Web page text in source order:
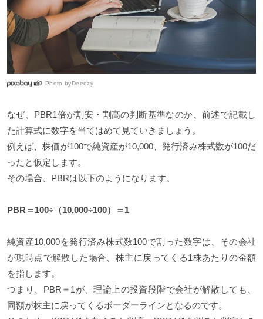
Photo byDeeezy
なぜ、PBR1倍が割安・割高の判断基準なのか、前述で記載し
た計算式に数字を当てはめて見ていきましょう。
例えば、株価が100で純資産が10,000、発行済み株式数が100だ
ったと仮定します。
その場合、PBRは以下のようになります。
PBR＝100÷（10,000÷100）＝1
純資産10,000を発行済み株式数100で割った数字は、その会社
が現時点で解散した場合、株主に戻ってくる1株あたりの金額
を指します。
つまり、PBR＝1が、理論上の投資段階で会社が解散しても、
同額が株主に戻ってくるボーダーラインとなるのです。